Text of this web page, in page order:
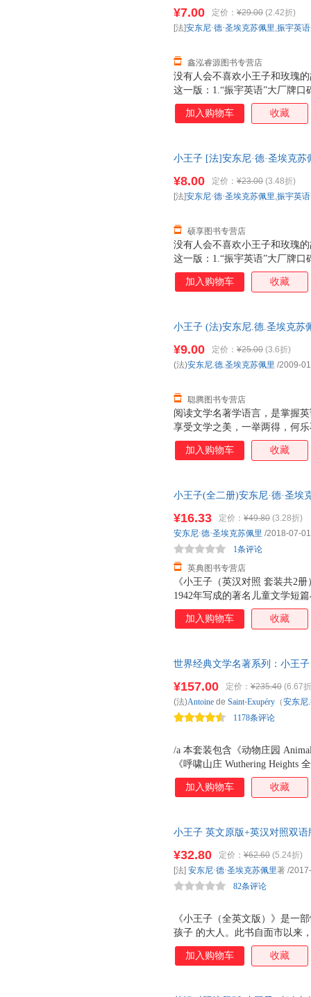
没有人会不喜欢小王子和玫瑰
这一版：1.“振宇英语”大厂牌
一数二，之前该系列已经狂销
全心全意为读者学习英语考虑
保护视力的作用！随书更附赠
¥7.00 定价： ¥29.00 (2.42折)
鑫泓睿源图书专营店
[法]安东尼·德·圣埃克苏佩里,振宇英
加入购物车 收藏
小王子 [法]安东尼·德·圣埃克
没有人会不喜欢小王子和玫瑰
这一版：1.“振宇英语”大厂牌
一数二，之前该系列已经狂销
全心全意为读者学习英语考虑
保护视力的作用！随书更附赠
¥8.00 定价： ¥23.00 (3.48折)
硕享图书专营店
[法]安东尼·德·圣埃克苏佩里,振宇英
加入购物车 收藏
小王子 (法)安东尼.德.圣埃克苏
阅读文学名著学语言，是掌握
享受文学之美，一举两得，何
未改编改写、未删节削减，且
语言、读好书，当读名著原文
文以直译为主，以方便中英文
过本套丛书的原文全译，相信
¥9.00 定价： ¥25.00 (3.6折)
聪腾图书专营店
(法)安东尼.德.圣埃克苏佩里 /2009-
加入购物车 收藏
小王子(全二册)安东尼·德·圣埃
《小王子（英汉对照 套装共2
1942年写成的著名儿童文学短
的主人公是来自外星球的小王
了小王子从自己星球出发前往
达出作者对金钱关系的批判，
¥16.33 定价： ¥49.80 (3.28折)
英典图书专营店
1条评论
安东尼·德·圣埃克苏佩里 /2018-07-01
加入购物车 收藏
世界经典文学名著系列：小王
/a 本套装包含《动物庄园
《呼啸山庄 Wuthering Heights
三天光明 Three Days to See 全
The Old Man and the Sea 全英
诗选 Selected Poems of Tagore
套装丛书。
¥157.00 定价： ¥235.40 (6.67
1178条评论
(法)Antoine de Saint-Exupéry （安东尼
加入购物车 收藏
小王子 英文原版+英汉对照双
双语版 原著无删减完整版，附
《小王子（全英文版）》是一
孩子 的大人。此书自面市以来
数亿人为之感动。整部童话充
通的语言，写出了令人感动的
¥32.80 定价： ¥62.60 (5.24折)
82条评论
[法] 安东尼·德·圣埃克苏佩里著 /
加入购物车 收藏